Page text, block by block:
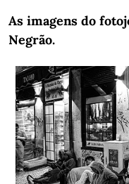
As imagens do
Negrão.